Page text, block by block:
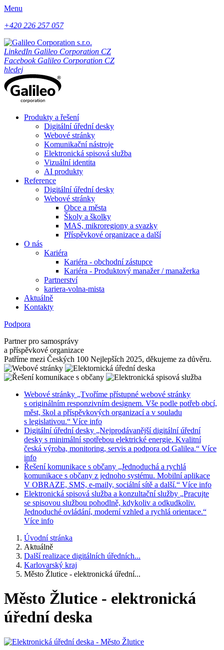
Menu
+420 226 257 057
LinkedIn Galileo Corporation CZ
Facebook Galileo Corporation CZ
hledej
Produkty a řešení
Digitální úřední desky
Webové stránky
Komunikační nástroje
Elektronická spisová služba
Vizuální identita
AI produkty
Reference
Digitální úřední desky
Webové stránky
Obce a města
Školy a školky
MAS, mikroregiony a svazky
Příspěvkové organizace a další
O nás
Kariéra
Kariéra - obchodní zástupce
Kariéra - Produktový manažer / manažerka
Partnerství
kariera-volna-mista
Aktuálně
Kontakty
Podpora
Partner pro samosprávy
a příspěvkové organizace
Patříme mezi Českých 100 Nejlepších 2025, děkujeme za důvěru.
Webové stránky „Tvoříme přístupné webové stránky
s originálním responzivním designem. Vše podle potřeb obcí,
měst, škol a příspěvkových organizací a v souladu
s legislativou.“ Více info
Digitální úřední desky „Nejprodávanější digitální úřední
desky s minimální spotřebou elektrické energie. Kvalitní
česká výroba, monitoring, servis a podpora od Galilea.“ Více
info
Řešení komunikace s občany „Jednoduchá a rychlá
komunikace s občany z jednoho systému. Mobilní aplikace
V OBRAZE, SMS, e-maily, sociální sítě a další.“ Více info
Elektronická spisová služba a konzultační služby „Pracujte
se spisovou službou pohodlně, kdykoliv a odkudkoliv.
Jednoduché ovládání, moderní vzhled a rychlá orientace.“
Více info
Úvodní stránka
Aktuálně
Další realizace digitálních úředních...
Karlovarský kraj
Město Žlutice - elektronická úřední...
Město Žlutice - elektronická
úřední deska